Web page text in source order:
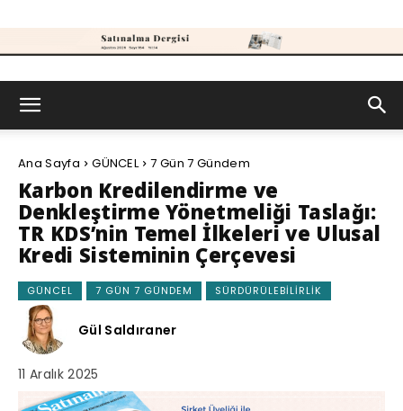
Ana Sayfa GÜNCEL 7 Gün 7 Gündem
Karbon Kredilendirme ve
Denkleştirme Yönetmeliği Taslağı:
TR KDS’nin Temel İlkeleri ve Ulusal
Kredi Sisteminin Çerçevesi
GÜNCEL 7 GÜN 7 GÜNDEM SÜRDÜRÜLEBILIRLIK
Gül Saldıraner
11 Aralık 2025